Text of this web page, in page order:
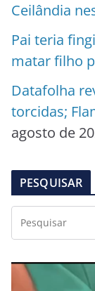
Ceilândia
Pai teria
matar filho
Datafolha
torcidas;
agosto de
PESQUISAR